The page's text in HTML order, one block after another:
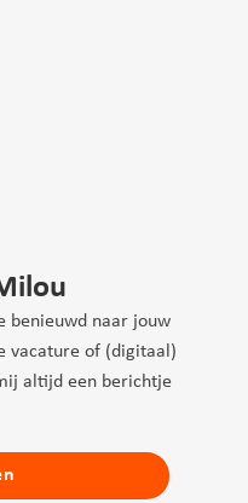
benieuwd naar jouw
vacature of (digitaal)
altijd een berichtje